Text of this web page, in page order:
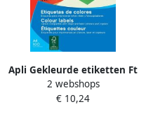
Apli Gekleurde etiketten Ft
105 x 148 mm(b x h ) groen
80 stuks 4 per blad etui van
2 webshops
€ 10,24